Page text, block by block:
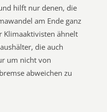
hilft nur denen, die
am Ende ganz
Klimaaktivisten ähnelt
die auch
um nicht von
abweichen zu